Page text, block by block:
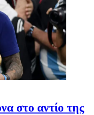
στο αντίο της